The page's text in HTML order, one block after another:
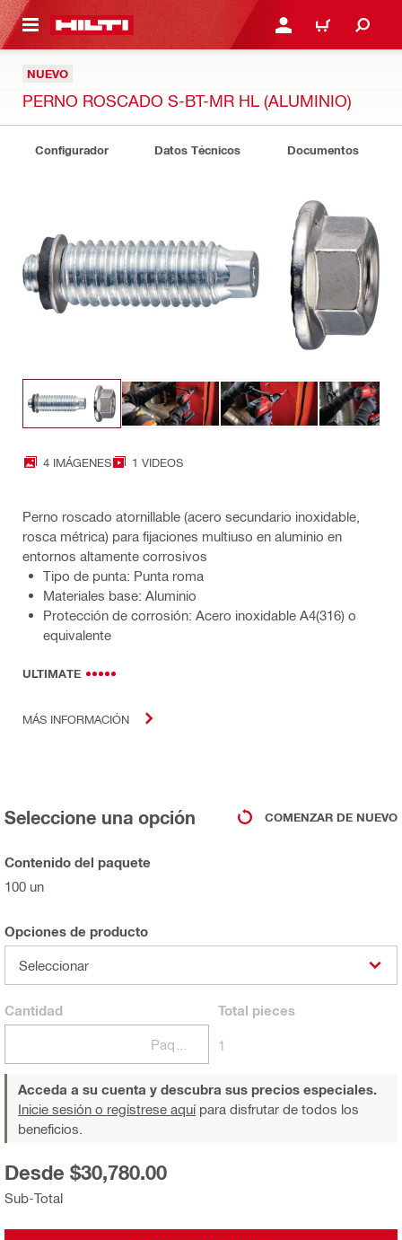
PRINCIPAL INICIE SESIÓN O
CARRITO
NUEVO
PERNO ROSCADO S-BT-MR HL (ALUMINIO)
Configurador Datos Técnicos Documentos
4 IMÁGENES 1 VIDEOS
Perno roscado atornillable (acero secundario inoxidable,
rosca métrica) para fijaciones multiuso en aluminio en
entornos altamente corrosivos
Tipo de punta: Punta roma
Materiales base: Aluminio
Protección de corrosión: Acero inoxidable A4(316) o
equivalente
ULTIMATE
MÁS INFORMACIÓN
Seleccione una opción COMENZAR DE NUEVO
Contenido del paquete
100 un
Opciones de producto
Seleccionar
Cantidad Total pieces
1
Acceda a su cuenta y descubra sus precios especiales.
Inicie sesión o regístrese aquípara disfrutar de todos los
beneficios.
Sub-Total
Desde $30,780.00